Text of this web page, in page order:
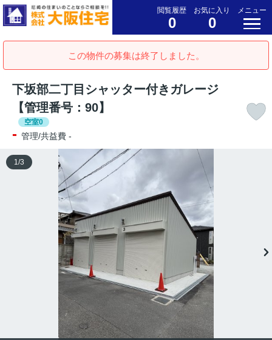
閲覧履歴
0
お気に入り
0
メニュー
この物件の募集は終了しました。
下坂部二丁目シャッター付きガレージ
【管理番号：90】
空室0
- 管理/共益費 -
1/3